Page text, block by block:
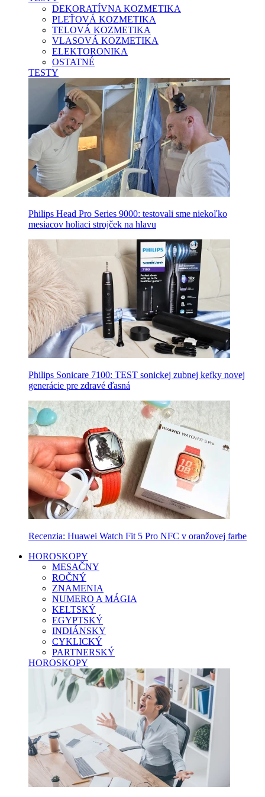
DEKORATÍVNA KOZMETIKA
PLEŤOVÁ KOZMETIKA
TELOVÁ KOZMETIKA
VLASOVÁ KOZMETIKA
ELEKTORONIKA
OSTATNÉ
TESTY
Philips Head Pro Series 9000: testovali sme niekoľko
mesiacov holiaci strojček na hlavu
Philips Sonicare 7100: TEST sonickej zubnej kefky novej
generácie pre zdravé ďasná
Recenzia: Huawei Watch Fit 5 Pro NFC v oranžovej farbe
HOROSKOPY
MESAČNY
ROČNÝ
ZNAMENIA
NUMERO A MÁGIA
KELTSKÝ
EGYPTSKÝ
INDIÁNSKY
CYKLICKÝ
PARTNERSKÝ
HOROSKOPY